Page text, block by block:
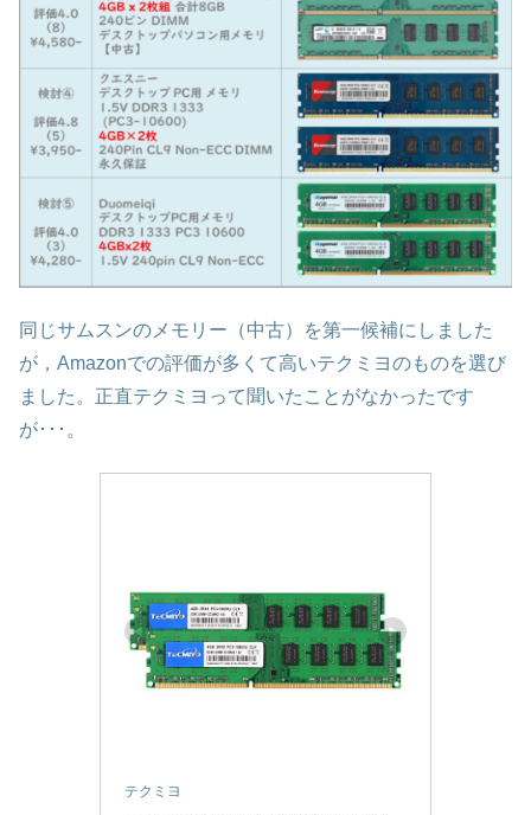
同じサムスンのメモリー（中古）を第一候補にしました
が，Amazonでの評価が多くて高いテクミヨのものを選び
ました。正直テクミヨって聞いたことがなかったです
が･･･。
テクミヨ